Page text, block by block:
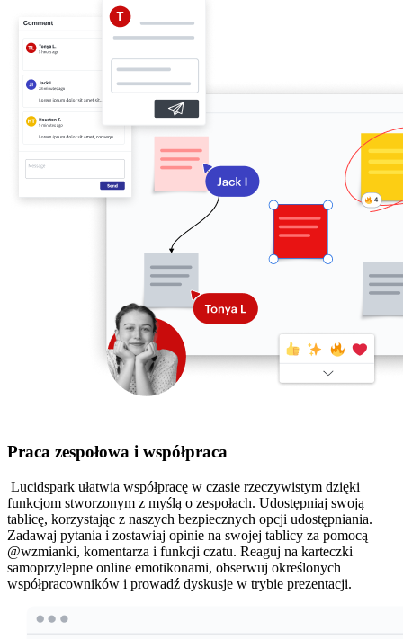
Praca zespołowa i współpraca
Lucidspark ułatwia współpracę w czasie rzeczywistym dzięki
funkcjom stworzonym z myślą o zespołach. Udostępniaj swoją
tablicę, korzystając z naszych bezpiecznych opcji udostępniania.
Zadawaj pytania i zostawiaj opinie na swojej tablicy za pomocą
@wzmianki, komentarza i funkcji czatu. Reaguj na karteczki
samoprzylepne online emotikonami, obserwuj określonych
współpracowników i prowadź dyskusje w trybie prezentacji.